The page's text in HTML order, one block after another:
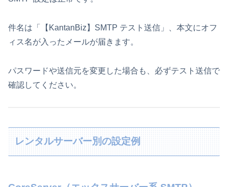
件名は「【KantanBiz】SMTP テスト送信」、本文にオフ
ィス名が入ったメールが届きます。
パスワードや送信元を変更した場合も、必ずテスト送信で
確認してください。
レンタルサーバー別の設定例